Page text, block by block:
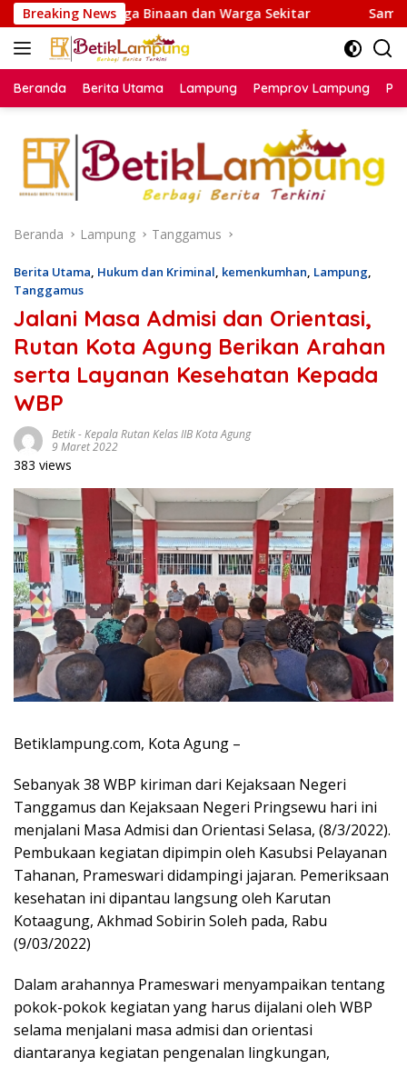
Langsung
ke
konten
Breaking News
dan Warga Sekitar Sambut HUT Ke-81
Beranda Berita Utama Lampung Pemprov Lampung
Beranda Lampung Tanggamus
Berita Utama, Hukum dan Kriminal, kemenkumhan, Lampung,
Tanggamus
Jalani Masa Admisi dan Orientasi,
Rutan Kota Agung Berikan Arahan
serta Layanan Kesehatan Kepada
WBP
Betik-Kepala Rutan Kelas IIB Kota Agung
9 Maret 2022
383 views
Betiklampung.com, Kota Agung –
Sebanyak 38 WBP kiriman dari Kejaksaan Negeri
Tanggamus dan Kejaksaan Negeri Pringsewu hari ini
menjalani Masa Admisi dan Orientasi Selasa, (8/3/2022).
Pembukaan kegiatan dipimpin oleh Kasubsi Pelayanan
Tahanan, Prameswari didampingi jajaran. Pemeriksaan
kesehatan ini dipantau langsung oleh Karutan
Kotaagung, Akhmad Sobirin Soleh pada, Rabu
(9/03/2022)
Dalam arahannya Prameswari menyampaikan tentang
pokok-pokok kegiatan yang harus dijalani oleh WBP
selama menjalani masa admisi dan orientasi
diantaranya kegiatan pengenalan lingkungan,